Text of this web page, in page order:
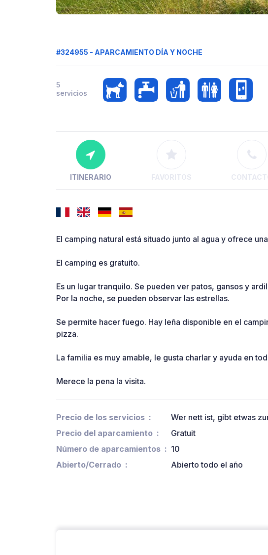
#324955 - APARCAMIENTO DÍA Y NOCHE
5
servicios
ITINERARIO FAVORITOS
El camping natural está situado junto al agua y ofrece
El camping es gratuito.
Es un lugar tranquilo. Se pueden ver patos, gansos y
Por la noche, se pueden observar las estrellas.
Se permite hacer fuego. Hay leña disponible en el
pizza.
La familia es muy amable, le gusta charlar y ayuda en
Merece la pena la visita.
Precio de los servicios
Wer nett ist, gibt etwas
Precio del aparcamiento
Gratuit
Número de aparcamientos
10
Abierto/Cerrado
Abierto todo el año